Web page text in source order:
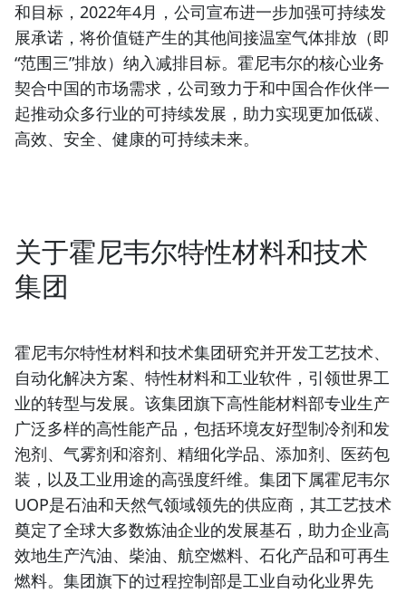
和目标，2022年4月，公司宣布进一步加强可持续发
展承诺，将价值链产生的其他间接温室气体排放（即
“范围三”排放）纳入减排目标。霍尼韦尔的核心业务
契合中国的市场需求，公司致力于和中国合作伙伴一
起推动众多行业的可持续发展，助力实现更加低碳、
高效、安全、健康的可持续未来。
关于霍尼韦尔特性材料和技术
集团
霍尼韦尔特性材料和技术集团研究并开发工艺技术、
自动化解决方案、特性材料和工业软件，引领世界工
业的转型与发展。该集团旗下高性能材料部专业生产
广泛多样的高性能产品，包括环境友好型制冷剂和发
泡剂、气雾剂和溶剂、精细化学品、添加剂、医药包
装，以及工业用途的高强度纤维。集团下属霍尼韦尔
UOP是石油和天然气领域领先的供应商，其工艺技术
奠定了全球大多数炼油企业的发展基石，助力企业高
效地生产汽油、柴油、航空燃料、石化产品和可再生
燃料。集团旗下的过程控制部是工业自动化业界先